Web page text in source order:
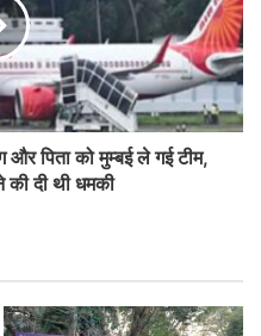
और पिता को मुम्बई ले गई टीम,
दी थी धमकी